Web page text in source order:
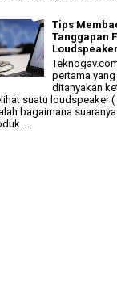
Tips
Tanggapan
Loudspeaker
pertama
ditanyakan
suatu loudspeaker (
bagaimana
...